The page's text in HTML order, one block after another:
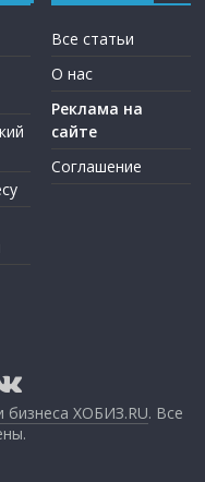
Все статьи
О нас
Реклама на
сайте
Соглашение
бизнеса ХОБИЗ.RU. Все